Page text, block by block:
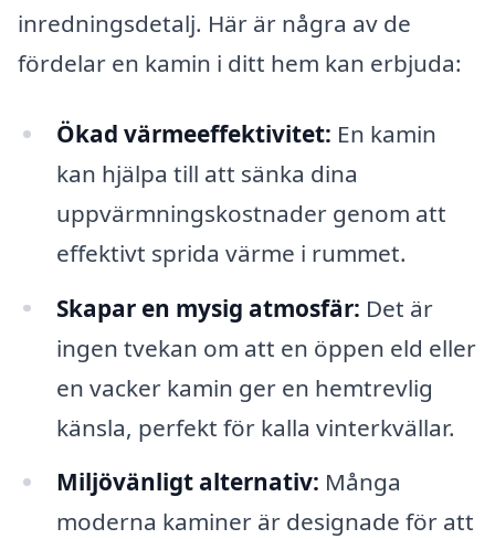
inredningsdetalj. Här är några av de
fördelar en kamin i ditt hem kan erbjuda:
Ökad värmeeffektivitet: En kamin
kan hjälpa till att sänka dina
uppvärmningskostnader genom att
effektivt sprida värme i rummet.
Skapar en mysig atmosfär: Det är
ingen tvekan om att en öppen eld eller
en vacker kamin ger en hemtrevlig
känsla, perfekt för kalla vinterkvällar.
Miljövänligt alternativ: Många
moderna kaminer är designade för att